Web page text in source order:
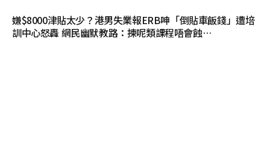
嫌$8000津貼太少？港男失業報ERB呻「倒貼車飯錢」遭培
訓中心怒轟 網民幽默教路：揀呢類課程唔會蝕…